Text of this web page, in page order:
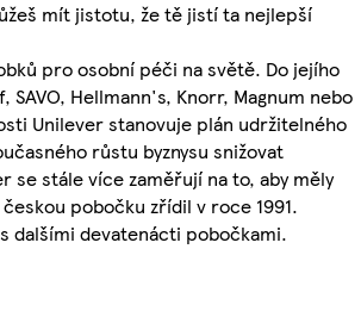
mít jistotu, že tě jistí ta nejlepší
pro osobní péči na světě. Do jejího
Hellmann's, Knorr, Magnum nebo
Unilever stanovuje plán udržitelného
růstu byznysu snižovat
stále více zaměřují na to, aby měly
pobočku zřídil v roce 1991.
dalšími devatenácti pobočkami.